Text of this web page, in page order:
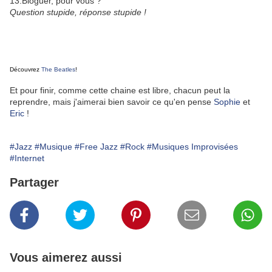
Question stupide, réponse stupide !
Découvrez The Beatles!
Et pour finir, comme cette chaine est libre, chacun peut la
reprendre, mais j'aimerai bien savoir ce qu'en pense Sophie et
Eric !
#Jazz #Musique #Free Jazz #Rock #Musiques Improvisées
#Internet
Partager
Vous aimerez aussi